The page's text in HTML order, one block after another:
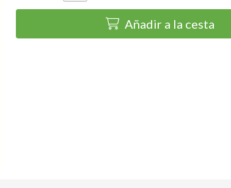
Añadir a la cesta